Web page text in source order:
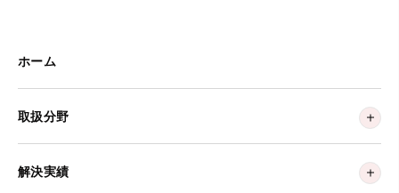
ホーム
取扱分野
解決実績